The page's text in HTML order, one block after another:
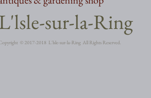
sur-la-Ring
©︎ 2017-2018 L'lsle-sur-la-Ring All Rights Reserved.